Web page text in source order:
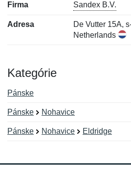
Firma Sandex B.V.
Adresa
De Vutter 15A,
Netherlands
Kategórie
Pánske
Pánske Nohavice
Pánske Nohavice Eldridge